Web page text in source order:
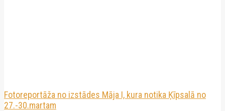
Fotoreportāža no izstādes Māja I, kura notika Ķīpsalā no
27.-30.martam